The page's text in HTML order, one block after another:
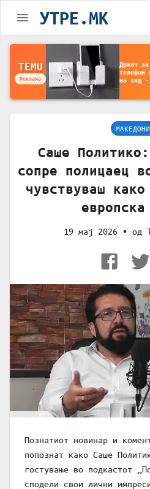
УТРЕ.MK
TEMU
Реклама
Држач
телефон
на ѕид -
за
Саше
сопре полицаец
чувствуваш
19 мај 2026 • од
Познатиот новинар и
попознат како Саше
гостување во подкастот
сподели свои лични